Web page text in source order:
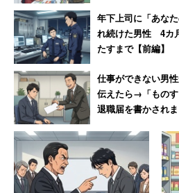
ちましょう。他者に“ヘルプ”を出
ントが上手だとも言われます。
これは部下のミスだけではなく
も当てはまることだと思います
責任だと思い込み過ぎるのでは
接して、その中で自分は何がで
態を打開することもあります。
疲弊の話がよく聞かれる昨今で
をベースに、管理職の仕事を楽
年下上司に「あな
れ続けた男性 4カ
たすまで【前編】
仕事ができない男
伝えたら→「もの
退職届を書かされま